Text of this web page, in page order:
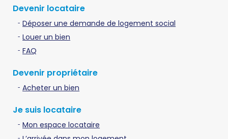
Devenir locataire
Déposer une demande de logement social
Louer un bien
FAQ
Devenir propriétaire
Acheter un bien
Je suis locataire
Mon espace locataire